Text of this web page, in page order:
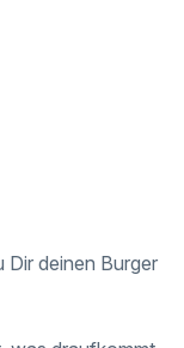
Dir deinen Burger